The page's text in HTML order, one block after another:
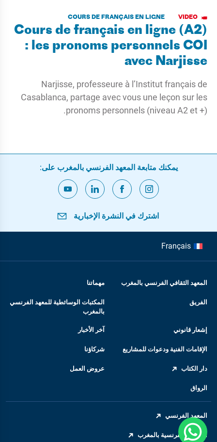
VIDEO
COURS DE FRANÇAIS EN LIGNE
Cours de français en ligne (A2)
: les pronoms personnels COI
avec Narjisse
Narjisse, professeure à l’Institut français de
Casablanca, partage avec vous une leçon sur les
pronoms personnels (niveau A2 et +).
يمكنك متابعة المعهد الفرنسي بالمغرب على:
اشترك في النشرة الإخبارية
Français
المعهد الثقافي الفرنسي بالمغرب مهماتنا
الفريق
المكتبات الوسائطية للمعهد الفرنسي
بالمغرب
إشعار قانوني آخر الأخبار
الإقامات الفنية ودعوات للمشاريع شركاؤنا
دار الكتاب عروض العمل
الرواق
المعهد الفرنسي
السفارة الفرنسية بالمغرب